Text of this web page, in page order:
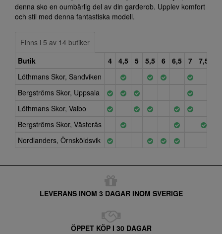
denna sko en oumbärlig del av din garderob. Upplev komfort
och stil med denna fantastiska modell.
Finns i 5 av 14 butiker
Butik
4 4,5 5 5,5 6 6,5 7 7,5
Löthmans Skor, Sandviken
Bergströms Skor, Uppsala
Löthmans Skor, Valbo
Bergströms Skor, Västerås
Nordlanders, Örnsköldsvik
LEVERANS INOM 3 DAGAR INOM SVERIGE
ÖPPET KÖP I 30 DAGAR